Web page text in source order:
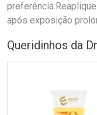
após exposição
Queridinhos da